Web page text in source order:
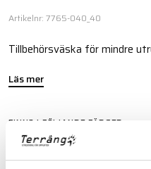
Artikelnr: 7765-040_40
Tillbehörsväska för mindre
Läs mer
FINNS I FÖLJANDE FÄRGER